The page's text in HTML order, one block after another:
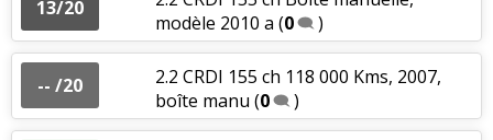
13/20
modèle 2010 a (0 )
-- /20
2.2 CRDI 155 ch 118 000 Kms, 2007,
boîte manu (0 )